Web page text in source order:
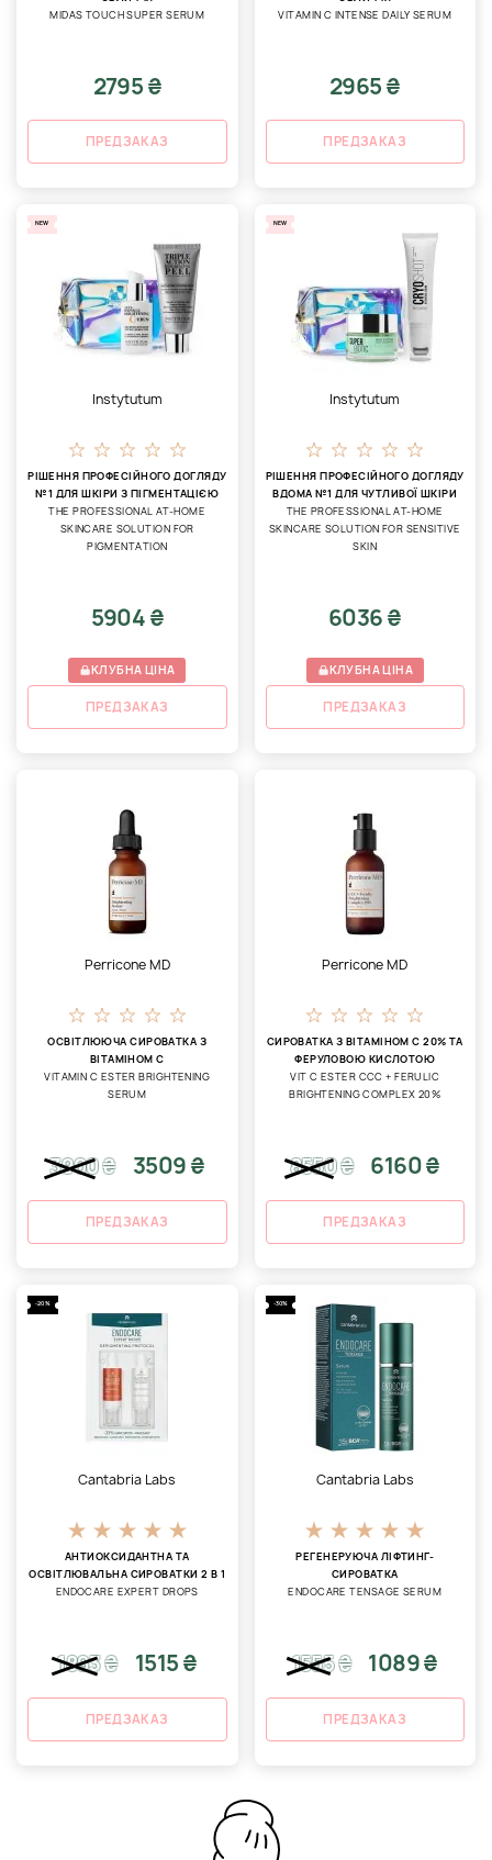
MIDAS TOUCH SUPER SERUM
2795 ₴
ПРЕДЗАКАЗ
VITAMIN C INTENSE DAILY SERUM
2965 ₴
ПРЕДЗАКАЗ
NEW
Instytutum
РІШЕННЯ ПРОФЕСІЙНОГО ДОГЛЯДУ
№1 ДЛЯ ШКІРИ З ПІГМЕНТАЦІЄЮ
THE PROFESSIONAL AT-HOME
SKINCARE SOLUTION FOR
PIGMENTATION
5904 ₴
КЛУБНА ЦІНА
ПРЕДЗАКАЗ
NEW
Instytutum
РІШЕННЯ ПРОФЕСІЙНОГО ДОГЛЯДУ
ВДОМА №1 ДЛЯ ЧУТЛИВОЇ ШКІРИ
THE PROFESSIONAL AT-HOME
SKINCARE SOLUTION FOR SENSITIVE
SKIN
6036 ₴
КЛУБНА ЦІНА
ПРЕДЗАКАЗ
Perricone MD
ОСВІТЛЮЮЧА СИРОВАТКА З
ВІТАМІНОМ С
VITAMIN C ESTER BRIGHTENING
SERUM
3900₴ 3509 ₴
ПРЕДЗАКАЗ
Perricone MD
СИРОВАТКА З ВІТАМІНОМ С 20% ТА
ФЕРУЛОВОЮ КИСЛОТОЮ
VIT C ESTER CCC + FERULIC
BRIGHTENING COMPLEX 20%
8550₴ 6160 ₴
ПРЕДЗАКАЗ
-20%
Cantabria Labs
АНТИОКСИДАНТНА ТА
ОСВІТЛЮВАЛЬНА СИРОВАТКИ 2 В 1
ENDOCARE EXPERT DROPS
1893₴ 1515 ₴
ПРЕДЗАКАЗ
-30%
Cantabria Labs
РЕГЕНЕРУЮЧА ЛІФТИНГ-
СИРОВАТКА
ENDOCARE TENSAGE SERUM
1555₴ 1089 ₴
ПРЕДЗАКАЗ